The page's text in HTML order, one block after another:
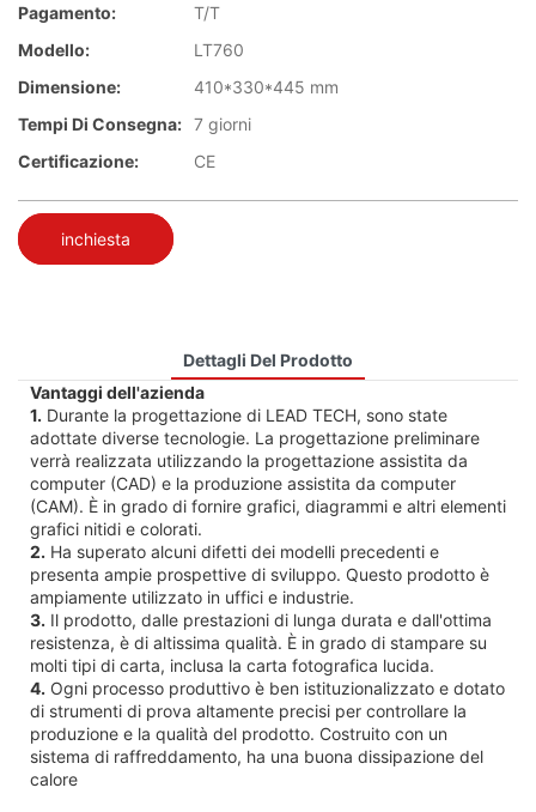
Pagamento:
T/T
Modello:
LT760
Dimensione:
410*330*445 mm
Tempi Di Consegna: 7 giorni
Certificazione:
CE
inchiesta
Dettagli Del Prodotto
Vantaggi dell'azienda
1. Durante la progettazione di LEAD TECH, sono state
adottate diverse tecnologie. La progettazione preliminare
verrà realizzata utilizzando la progettazione assistita da
computer (CAD) e la produzione assistita da computer
(CAM). È in grado di fornire grafici, diagrammi e altri elementi
grafici nitidi e colorati.
2. Ha superato alcuni difetti dei modelli precedenti e
presenta ampie prospettive di sviluppo. Questo prodotto è
ampiamente utilizzato in uffici e industrie.
3. Il prodotto, dalle prestazioni di lunga durata e dall'ottima
resistenza, è di altissima qualità. È in grado di stampare su
molti tipi di carta, inclusa la carta fotografica lucida.
4. Ogni processo produttivo è ben istituzionalizzato e dotato
di strumenti di prova altamente precisi per controllare la
produzione e la qualità del prodotto. Costruito con un
sistema di raffreddamento, ha una buona dissipazione del
calore